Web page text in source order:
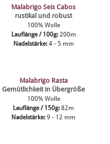
Malabrigo Seis Cabos
rustikal und robust
100% Wolle
Lauflänge / 100g: 200m
Nadelstärke: 4 - 5 mm
Malabrigo Rasta
Gemütlichkeit in Übergröße
100% Wolle
Lauflänge / 150g:82m
Nadelstärke:9 - 12 mm